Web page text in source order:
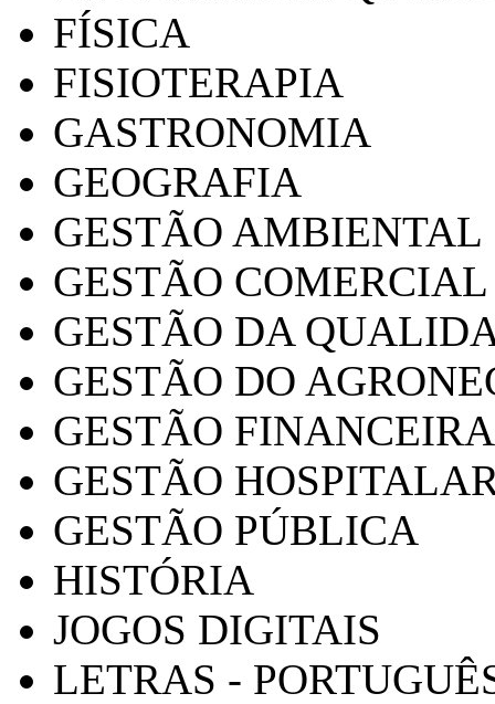
FÍSICA
FISIOTERAPIA
GASTRONOMIA
GEOGRAFIA
GESTÃO AMBIENTAL
GESTÃO COMERCIAL
GESTÃO DA
GESTÃO DO
GESTÃO FINANCEIRA
GESTÃO
GESTÃO PÚBLICA
HISTÓRIA
JOGOS DIGITAIS
LETRAS -